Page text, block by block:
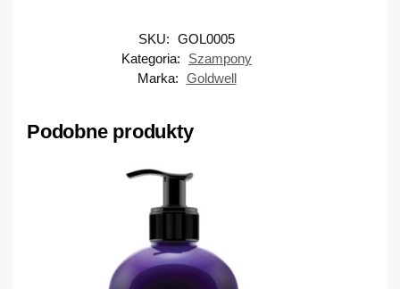
SKU: GOL0005
Kategoria:
Szampony
Marka: Goldwell
Podobne produkty